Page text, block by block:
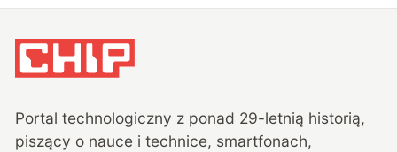
Portal technologiczny z ponad 29-letnią historią,
piszący o nauce i technice, smartfonach,